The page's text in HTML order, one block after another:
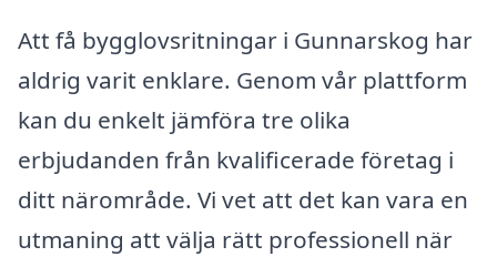
Att få bygglovsritningar i Gunnarskog har
aldrig varit enklare. Genom vår plattform
kan du enkelt jämföra tre olika
erbjudanden från kvalificerade företag i
ditt närområde. Vi vet att det kan vara en
utmaning att välja rätt professionell när